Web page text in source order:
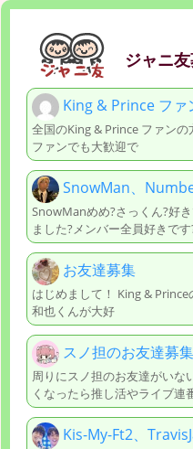
ジャニ
King & Prince ファ
全国のKing & Prince ファン
ファンでも大歓迎で
SnowMan、
SnowManめめ?さっくん?好
ました?メンバー全員好きで
お友達募集
はじめまして！ King &
和也くんが大好
スノ担のお友達募集
周りにスノ担のお友達がいな
くなったら推し活やライブ連
Kis-My-Ft2、